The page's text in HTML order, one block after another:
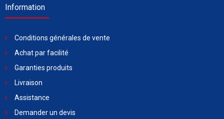
Information
Conditions générales de vente
Achat par facilité
Garanties produits
Livraison
Assistance
Demander un devis